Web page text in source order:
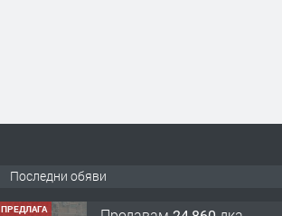
Последни обяви
ПРЕДЛАГА